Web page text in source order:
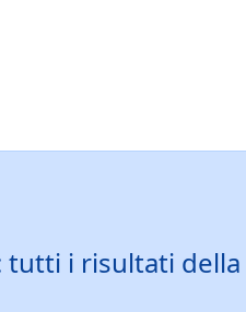
tutti i risultati